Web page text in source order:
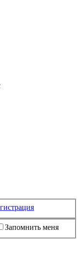
Запомнить меня